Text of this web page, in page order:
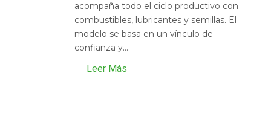
acompaña todo el ciclo productivo con
combustibles, lubricantes y semillas. El
modelo se basa en un vínculo de
confianza y...
Leer Más